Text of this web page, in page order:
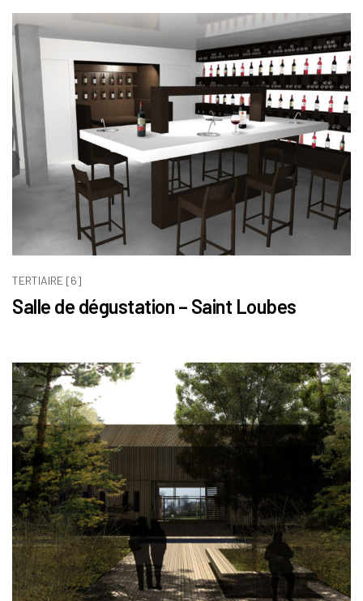
TERTIAIRE [6]
Salle de dégustation – Saint Loubes